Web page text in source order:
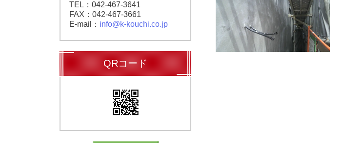
TEL：042-467-3641
FAX：042-467-3661
E-mail： info@k-kouchi.co.jp
QRコード